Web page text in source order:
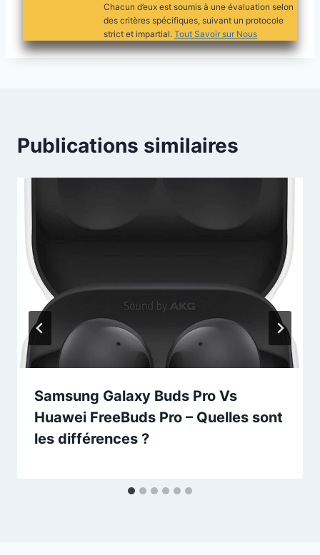
Chacun d’eux est soumis à une évaluation selon
des critères spécifiques, suivant un protocole
strict et impartial. Tout Savoir sur Nous
Publications similaires
Samsung Galaxy Buds Pro Vs
Huawei FreeBuds Pro – Quelles sont
les différences ?